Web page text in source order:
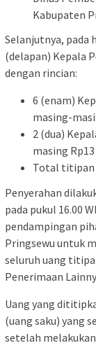
Kabupaten
Selanjutnya, pada
(delapan) Kepala
dengan rincian:
6 (enam)
masing-
2 (dua)
masing
Total titipan
Penyerahan
pada pukul 16.00
pendampingan
Pringsewu untuk
seluruh uang
Penerimaan
Uang yang
(uang saku) yang
setelah